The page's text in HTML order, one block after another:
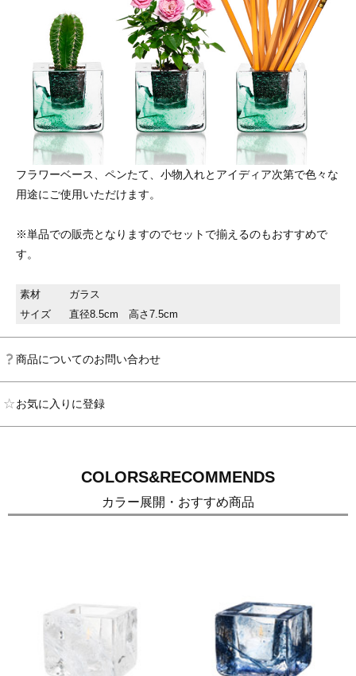
フラワーベース、ペンたて、小物入れとアイディア次第で色々な
用途にご使用いただけます。
※単品での販売となりますのでセットで揃えるのもおすすめで
す。
素材
ガラス
サイズ
直径8.5cm 高さ7.5cm
商品についてのお問い合わせ
お気に入りに登録
COLORS&RECOMMENDS
カラー展開・おすすめ商品